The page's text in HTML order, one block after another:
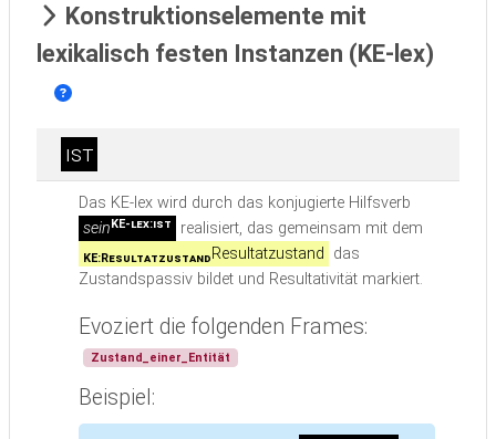
Konstruktionselemente mit
lexikalisch festen Instanzen (KE-lex)
ist
Das KE-lex wird durch das konjugierte Hilfsverb
seinKE-lex:ist realisiert, das gemeinsam mit dem
KE:Resultatzustand Resultatzustand das
Zustandspassiv bildet und Resultativität markiert.
Evoziert die folgenden Frames:
Zustand_einer_Entität
Beispiel: